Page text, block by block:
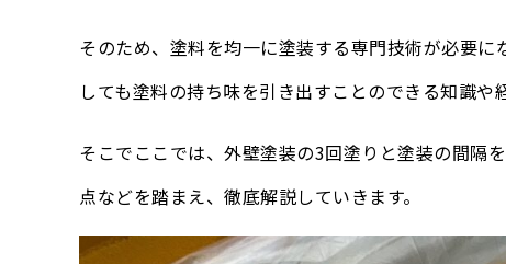
そのため、塗料を均一に塗装する専門技術が必要
しても塗料の持ち味を引き出すことのできる知識や
そこでここでは、外壁塗装の3回塗りと塗装の間隔
点などを踏まえ、徹底解説していきます。